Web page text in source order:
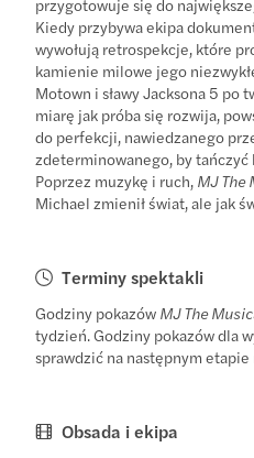
Kiedy przybywa ekipa
wywołują retrospekcje, które
kamienie milowe jego
Motown i sławy Jacksona 5 po
miarę jak próba się rozwija,
do perfekcji, nawiedzanego
zdeterminowanego, by tańczyć
Poprzez muzykę i ruch, MJ The
Michael zmienił świat, ale jak
Terminy spektakli
Godziny pokazów MJ The
tydzień. Godziny pokazów dla
sprawdzić na następnym
Obsada i ekipa